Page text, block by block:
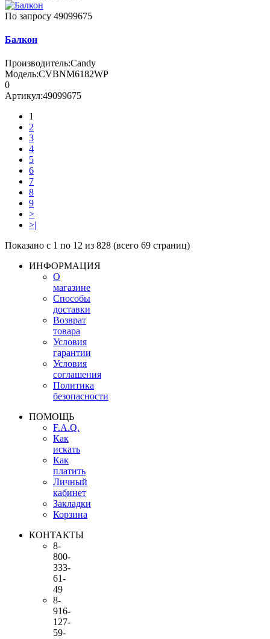
По запросу 49099675
Балкон
Производитель:Candy
Модель:CVBNM6182WP
0
Артикул:49099675
1
2
3
4
5
6
7
8
9
>
>|
Показано с 1 по 12 из 828 (всего 69 страниц)
ИНФОРМАЦИЯ
О
магазине
Способы
доставки
Возврат
товара
Условия
гарантии
Условия
соглашения
Политика
безопасности
ПОМОЩЬ
F.A.Q.
Как
искать
Как
платить
Личный
кабинет
Закладки
Корзина
КОНТАКТЫ
8-
800-
333-
61-
49
8-
916-
127-
59-